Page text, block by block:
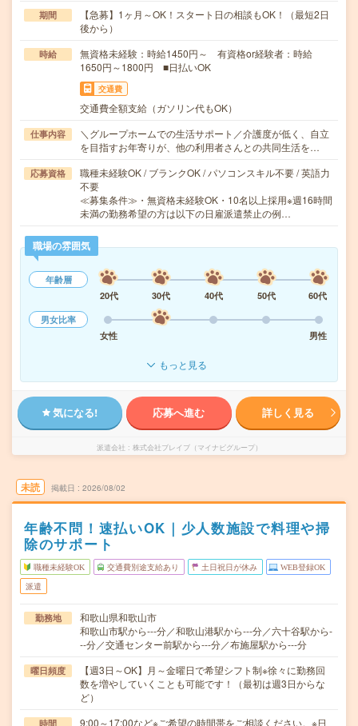
期間
【急募】1ヶ月～OK！スタート日の相談もOK！（最短2日
後から）
時給
無資格未経験：時給1450円～ 有資格or経験者：時給
1650円～1800円 ■日払いOK
交通費
交通費全額支給（ガソリン代もOK）
仕事内容
＼グループホームでの生活サポート／介護度が低く、自立
を目指すお年寄りが、他の利用者さんとの共同生活を…
応募資格
職種未経験OK / ブランクOK / パソコンスキル不要 / 英語力
不要
≪募集条件≫・無資格未経験OK・10名以上採用※週16時間
未満の勤務希望の方は以下の日雇派遣禁止の例…
職場の雰囲気
年齢層
20代
30代 40代 50代
60代
男女比率
女性
男性
もっと見る
気になる! 応募へ進む 詳しく見る
派遣会社 株式会社ブレイブ（マイナビグループ）
未読 掲載日 2026/08/02
年齢不問！速払いOK｜少人数施設で料理や掃
除のサポート
職種未経験OK 交通費別途支給あり 土日祝日が休み WEB登録OK
派遣
勤務地
和歌山県和歌山市
和歌山市駅から---分／和歌山港駅から---分／六十谷駅から-
--分／交通センター前駅から---分／布施屋駅から---分
曜日頻度
【週3日～OK】月～金曜日で希望シフト制※徐々に勤務回
数を増やしていくことも可能です！（最初は週3日からな
ど）
時間
9:00～17:00など※ご希望の時間帯をご相談ください。※日